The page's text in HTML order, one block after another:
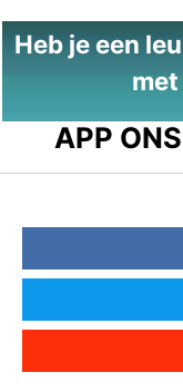
Heb je een
APP